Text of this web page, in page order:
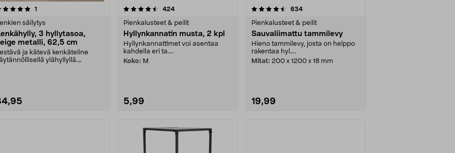
1
säilytys
3 hyllytasoa,
metalli, 62,5 cm
ja kätevä kenkäteline
ylähyllyllä.
4.5 viidestä
424arvostelut
Pienkalusteet & peilit
Hyllynkannatin musta, 2 kpl
Hyllynkannattimet voi asentaa
kahdella eri ta....
Koko: M
5,99
4.5 viidestä
634arvostelut
Pienkalusteet & peilit
Sauvaliimattu tammilevy
Hieno tammilevy, josta on helppo
rakentaa hyl....
Mitat: 200 x 1200 x 18 mm
19,99